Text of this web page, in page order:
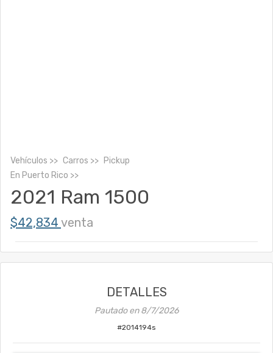
Vehículos Carros
Pickup
En Puerto Rico
2021 Ram 1500
$42,834 venta
DETALLES
Pautado en8/7/2026
#2014194s